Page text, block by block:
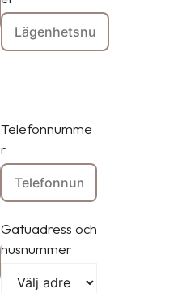
Telefonnumme
r
Gatuadress och
husnummer